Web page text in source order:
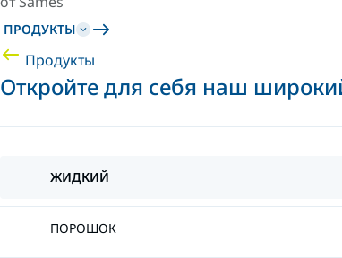
ПРОДУКТЫ
Продукты
Откройте для себя наш
ЖИДКИЙ
ПОРОШОК